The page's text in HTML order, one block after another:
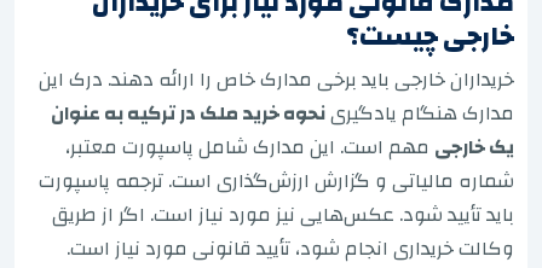
خارجی چیست؟
خریداران خارجی باید برخی مدارک خاص را ارائه دهند. درک این
مدارک هنگام یادگیرینحوه خرید ملک در ترکیه به عنوان
یک خارجی مهم است. این مدارک شامل پاسپورت معتبر،
شماره مالیاتی و گزارش ارزش‌گذاری است. ترجمه پاسپورت
باید تأیید شود. عکس‌هایی نیز مورد نیاز است. اگر از طریق
وکالت خریداری انجام شود، تأیید قانونی مورد نیاز است.